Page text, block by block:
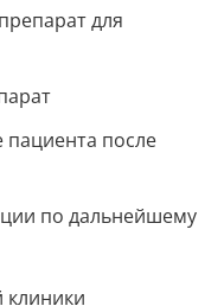
для
пациента после
по дальнейшему
клиники